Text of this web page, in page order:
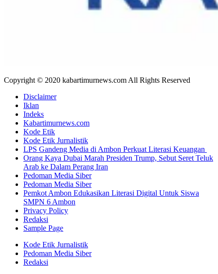
Copyright © 2020 kabartimurnews.com All Rights Reserved
Disclaimer
Iklan
Indeks
Kabartimurnews.com
Kode Etik
Kode Etik Jurnalistik
LPS Gandeng Media di Ambon Perkuat Literasi Keuangan
Orang Kaya Dubai Marah Presiden Trump, Sebut Seret Teluk
Arab ke Dalam Perang Iran
Pedoman Media Siber
Pedoman Media Siber
Pemkot Ambon Edukasikan Literasi Digital Untuk Siswa
SMPN 6 Ambon
Privacy Policy
Redaksi
Sample Page
Kode Etik Jurnalistik
Pedoman Media Siber
Redaksi